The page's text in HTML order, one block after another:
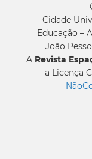
Cidade
Educação –
João
A Revista
a Licença